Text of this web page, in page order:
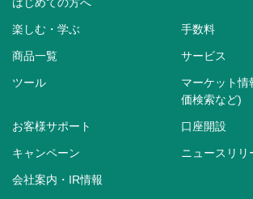
はじめての方へ
楽しむ・学ぶ 手数料
商品一覧 サービス
ツール
マーケット情
価検索など)
お客様サポート 口座開設
キャンペーン ニュースリリ
会社案内・IR情報